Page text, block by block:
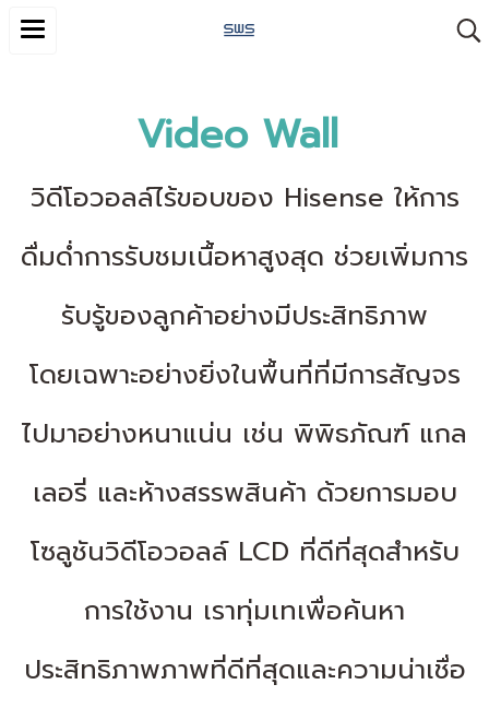
Video Wall
วิดีโอวอลล์ไร้ขอบของ Hisense ให้การ
ดื่มด่ำการรับชมเนื้อหาสูงสุด ช่วยเพิ่มการ
รับรู้ของลูกค้าอย่างมีประสิทธิภาพ
โดยเฉพาะอย่างยิ่งในพื้นที่ที่มีการสัญจร
ไปมาอย่างหนาแน่น เช่น พิพิธภัณฑ์ แกล
เลอรี่ และห้างสรรพสินค้า ด้วยการมอบ
โซลูชันวิดีโอวอลล์ LCD ที่ดีที่สุดสำหรับ
การใช้งาน เราทุ่มเทเพื่อค้นหา
ประสิทธิภาพภาพที่ดีที่สุดและความน่าเชื่อ